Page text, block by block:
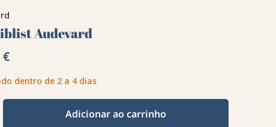
Audevard
€
dentro de 2 a 4 dias
Adicionar ao carrinho